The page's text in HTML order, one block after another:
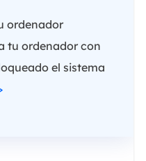
ordenador
tu ordenador con
el sistema